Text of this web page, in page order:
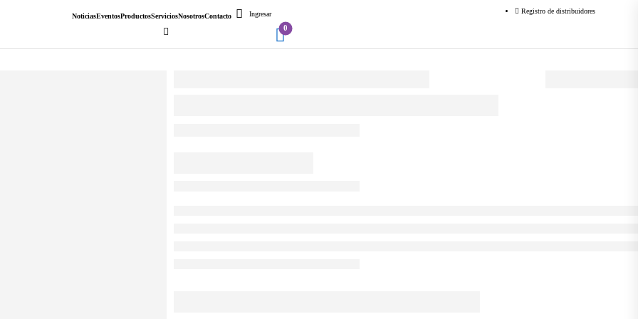
Registro de distribuidores
NoticiasEventosProductosServiciosNosotrosContacto Ingresar
0